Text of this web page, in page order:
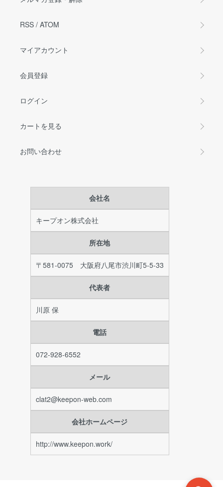
RSS / ATOM
マイアカウント
会員登録
ログイン
カートを見る
お問い合わせ
会社名
キープオン株式会社
所在地
〒581-0075 大阪府八尾市渋川町5-5-33
代表者
川原 保
電話
072-928-6552
メール
clat2@keepon-web.com
会社ホームページ
http://www.keepon.work/